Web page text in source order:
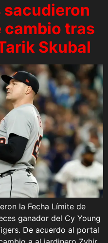
sacudieron
cambio tras
Skubal
la Fecha Límite de
ganador del Cy Young
De acuerdo al portal